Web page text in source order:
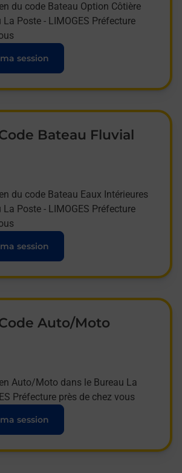
du code Bateau Option Côtière
Poste - LIMOGES Préfecture
session
Bateau Fluvial
du code Bateau Eaux Intérieures
Poste - LIMOGES Préfecture
session
Auto/Moto
Auto/Moto dans le Bureau La
Préfecture près de chez vous
session